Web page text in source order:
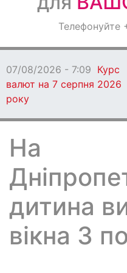
ОголошенняТелефонуйте
07/08/2026 - 7:09 Курс
валют на 7 серпня 2026
року
На
дитина
вікна 3